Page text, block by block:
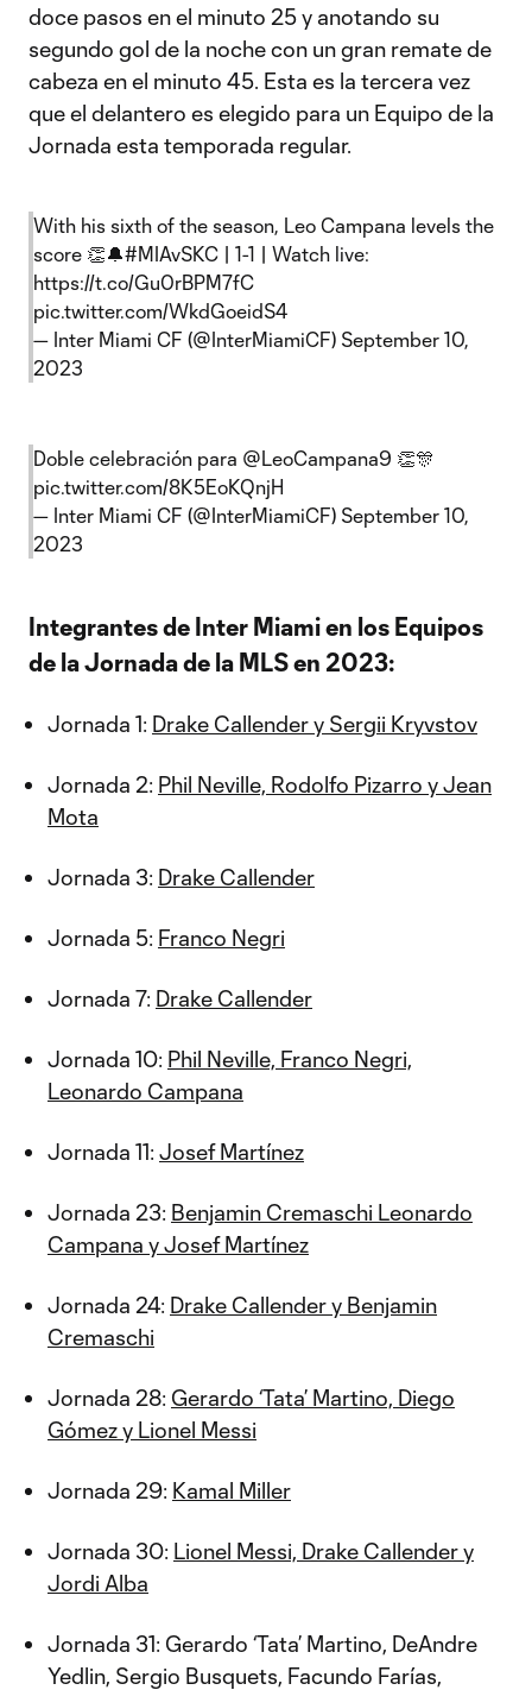
doce pasos en el minuto 25 y anotando su
segundo gol de la noche con un gran remate de
cabeza en el minuto 45. Esta es la tercera vez
que el delantero es elegido para un Equipo de la
Jornada esta temporada regular.
With his sixth of the season, Leo Campana levels the
score 👏🔔#MIAvSKC | 1-1 | Watch live:
https://t.co/Gu0rBPM7fC
pic.twitter.com/WkdGoeidS4
— Inter Miami CF (@InterMiamiCF) September 10,
2023
Doble celebración para @LeoCampana9 👏🎊
pic.twitter.com/8K5EoKQnjH
— Inter Miami CF (@InterMiamiCF) September 10,
2023
Integrantes de Inter Miami en los Equipos
de la Jornada de la MLS en 2023:
Jornada 1: Drake Callender y Sergii Kryvstov
Jornada 2: Phil Neville, Rodolfo Pizarro y Jean
Mota
Jornada 3: Drake Callender
Jornada 5: Franco Negri
Jornada 7: Drake Callender
Jornada 10: Phil Neville, Franco Negri,
Leonardo Campana
Jornada 11: Josef Martínez
Jornada 23: Benjamin Cremaschi Leonardo
Campana y Josef Martínez
Jornada 24: Drake Callender y Benjamin
Cremaschi
Jornada 28: Gerardo ‘Tata’ Martino, Diego
Gómez y Lionel Messi
Jornada 29: Kamal Miller
Jornada 30: Lionel Messi, Drake Callender y
Jordi Alba
Jornada 31: Gerardo ‘Tata’ Martino, DeAndre
Yedlin, Sergio Busquets, Facundo Farías,